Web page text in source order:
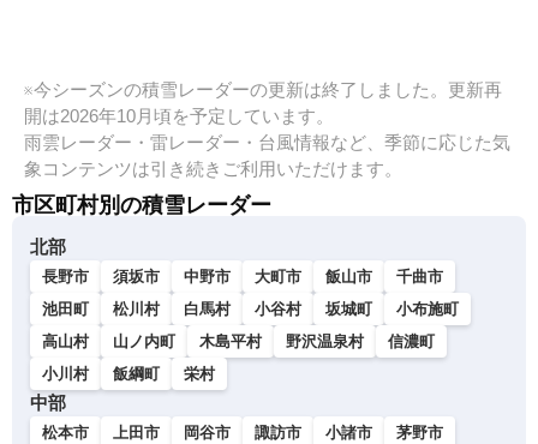
※今シーズンの積雪レーダーの更新は終了しました。更新再
開は2026年10月頃を予定しています。
雨雲レーダー・雷レーダー・台風情報など、季節に応じた気
象コンテンツは引き続きご利用いただけます。
市区町村別の積雪レーダー
北部
長野市 須坂市 中野市 大町市 飯山市
千曲市
池田町
松川村 白馬村 小谷村 坂城町
小布施町
高山村
山ノ内町 木島平村 野沢温泉村
信濃町
小川村
飯綱町 栄村
中部
松本市 上田市 岡谷市 諏訪市 小諸市
茅野市